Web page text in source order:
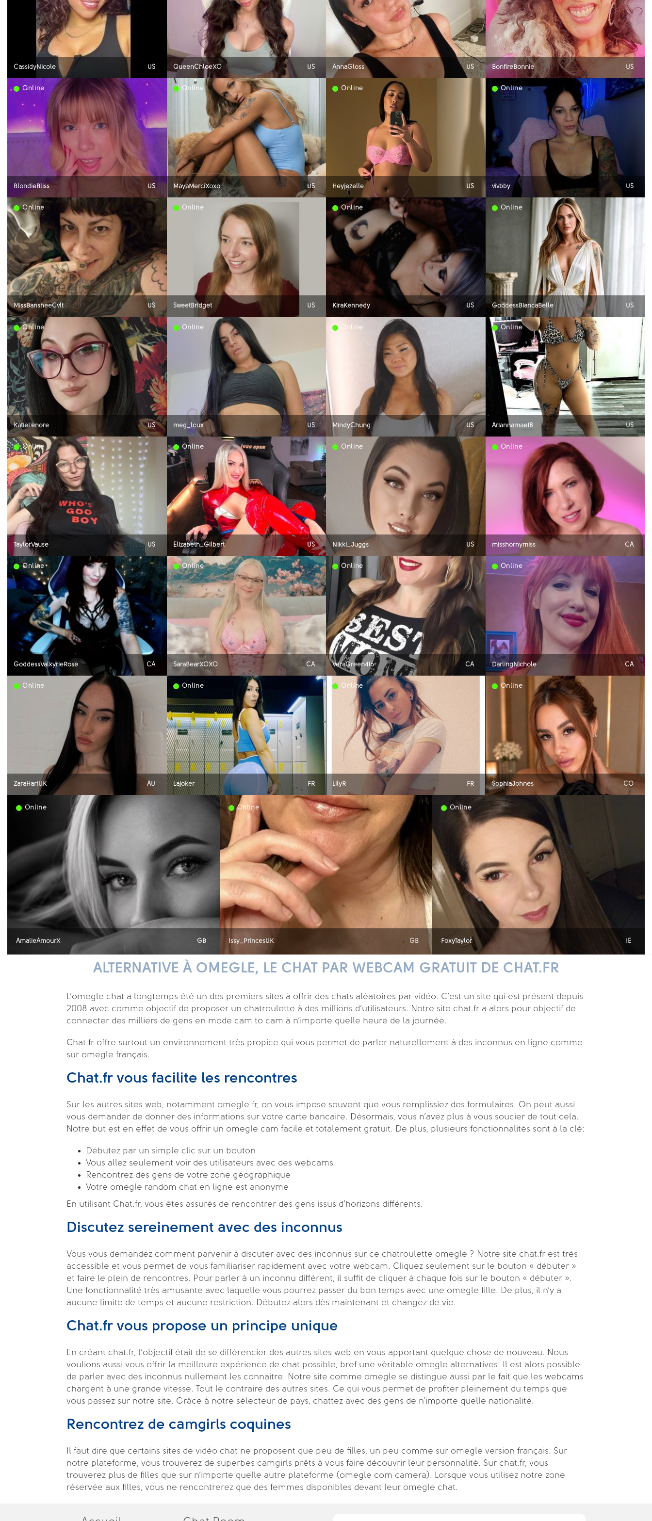
CassidyNicole US QueenChloeXO US AnnaGloss US BonfireBonnie US
Online
BlondieBliss US
Online
MayaMerciXoxo US
Online
Heyjezelle US
Online
vivbby US
Online
MissBansheeCvlt US
Online
SweetBridget US
Online
KiraKennedy US
Online
GoddessBiancaBelle US
Online
KatieLenore US
Online
meg_loux US
Online
MindyChung US
Online
Ariannamae18 US
Online
TaylorVause US
Online
Elizabeth_Gilbert US
Online
Nikki_Juggs US
Online
misshornymiss CA
Online
GoddessValkyrieRose CA
Online
SaraBearXOXO CA
Online
VeraGreen416 CA
Online
DarlingNichole CA
Online
ZaraHartUK AU
Online
Lajoker FR
Online
LilyR FR
Online
SophiaJohnes CO
Online
AmalieAmourX GB
Online
Issy_PrincesUK GB
Online
FoxyTaylor IE
ALTERNATIVE À OMEGLE, LE CHAT PAR WEBCAM GRATUIT DE CHAT.FR
L’omegle chat a longtemps été un des premiers sites à offrir des chats aléatoires par vidéo. C’est un site qui est présent depuis
2008 avec comme objectif de proposer un chatroulette à des millions d’utilisateurs. Notre site chat.fr a alors pour objectif de
connecter des milliers de gens en mode cam to cam à n’importe quelle heure de la journée.
Chat.fr offre surtout un environnement très propice qui vous permet de parler naturellement à des inconnus en ligne comme
sur omegle français.
Chat.fr vous facilite les rencontres
Sur les autres sites web, notamment omegle fr, on vous impose souvent que vous remplissiez des formulaires. On peut aussi
vous demander de donner des informations sur votre carte bancaire. Désormais, vous n’avez plus à vous soucier de tout cela.
Notre but est en effet de vous offrir un omegle cam facile et totalement gratuit. De plus, plusieurs fonctionnalités sont à la clé:
Débutez par un simple clic sur un bouton
Vous allez seulement voir des utilisateurs avec des webcams
Rencontrez des gens de votre zone géographique
Votre omegle random chat en ligne est anonyme
En utilisant Chat.fr, vous êtes assurés de rencontrer des gens issus d’horizons différents.
Discutez sereinement avec des inconnus
Vous vous demandez comment parvenir à discuter avec des inconnus sur ce chatroulette omegle ? Notre site chat.fr est très
accessible et vous permet de vous familiariser rapidement avec votre webcam. Cliquez seulement sur le bouton « débuter »
et faire le plein de rencontres. Pour parler à un inconnu différent, il suffit de cliquer à chaque fois sur le bouton « débuter ».
Une fonctionnalité très amusante avec laquelle vous pourrez passer du bon temps avec une omegle fille. De plus, il n’y a
aucune limite de temps et aucune restriction. Débutez alors dès maintenant et changez de vie.
Chat.fr vous propose un principe unique
En créant chat.fr, l’objectif était de se différencier des autres sites web en vous apportant quelque chose de nouveau. Nous
voulions aussi vous offrir la meilleure expérience de chat possible, bref une véritable omegle alternatives. Il est alors possible
de parler avec des inconnus nullement les connaitre. Notre site comme omegle se distingue aussi par le fait que les webcams
chargent à une grande vitesse. Tout le contraire des autres sites. Ce qui vous permet de profiter pleinement du temps que
vous passez sur notre site. Grâce à notre sélecteur de pays, chattez avec des gens de n’importe quelle nationalité.
Rencontrez de camgirls coquines
Il faut dire que certains sites de vidéo chat ne proposent que peu de filles, un peu comme sur omegle version français. Sur
notre plateforme, vous trouverez de superbes camgirls prêts à vous faire découvrir leur personnalité. Sur chat.fr, vous
trouverez plus de filles que sur n’importe quelle autre plateforme (omegle com camera). Lorsque vous utilisez notre zone
réservée aux filles, vous ne rencontrerez que des femmes disponibles devant leur omegle chat.